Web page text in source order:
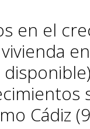
en el
Cádiz